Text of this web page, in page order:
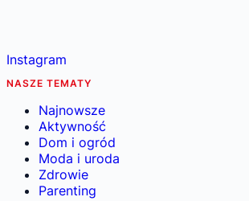
Instagram
NASZE TEMATY
Najnowsze
Aktywność
Dom i ogród
Moda i uroda
Zdrowie
Parenting